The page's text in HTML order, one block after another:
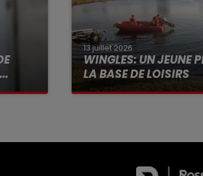
13 juillet 2026
WINGLES: UN JEUNE
LA BASE DE LOISIRS
La victime a coulé à pic